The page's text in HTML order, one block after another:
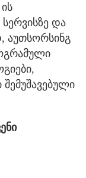
და
აუთსორსინგ